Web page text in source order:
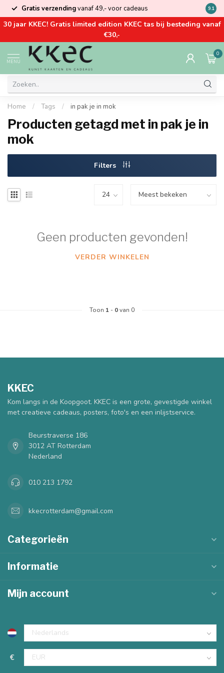
Gratis verzendingvanaf 49,- voor cadeaus Kom
9.1
30 jaar KKEC! Gratis limited edition KKEC tas bij besteding vanaf
€30,-
MENU
0
Home / Tags / in pak je in mok
Producten getagd met in pak je in
mok
Filters
Geen producten gevonden!
VERDER WINKELEN
Toon 1 - 0van 0
KKEC
Kom langs in de Koopgoot. KKEC is een grote, gevestigde winkel
met creatieve cadeaus, posters, foto's en een inlijstservice.
Beurstraverse 186
3012 AT Rotterdam
Nederland
010 213 1792
kkecrotterdam@gmail.com
Categorieën
Informatie
Mijn account
€